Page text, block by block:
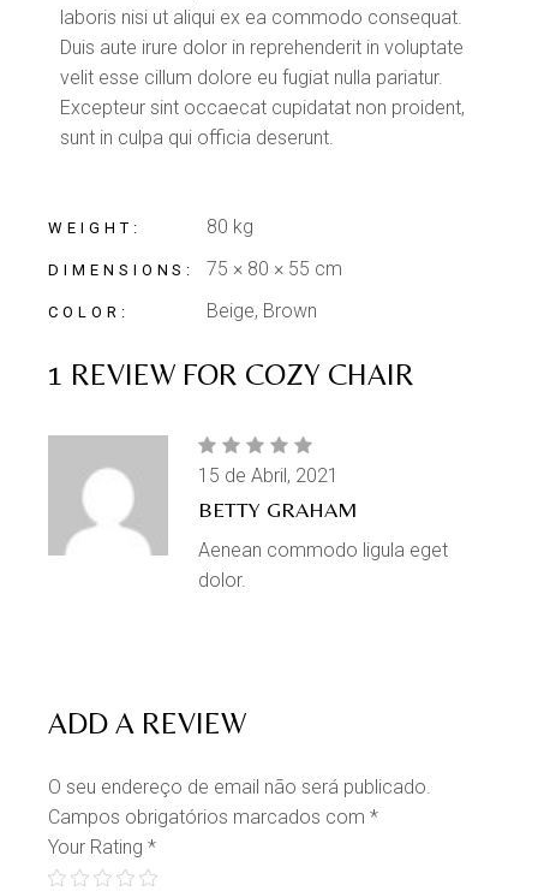
laboris nisi ut aliqui ex ea commodo consequat.
Duis aute irure dolor in reprehenderit in voluptate
velit esse cillum dolore eu fugiat nulla pariatur.
Excepteur sint occaecat cupidatat non proident,
sunt in culpa qui officia deserunt.
WEIGHT 80 kg
DIMENSIONS 75 × 80 × 55 cm
COLOR Beige, Brown
1 REVIEW FOR COZY CHAIR
BETTY GRAHAM
15 de Abril, 2021
Aenean commodo ligula eget
dolor.
ADD A REVIEW
O seu endereço de email não será publicado.
Campos obrigatórios marcados com*
Your Rating*